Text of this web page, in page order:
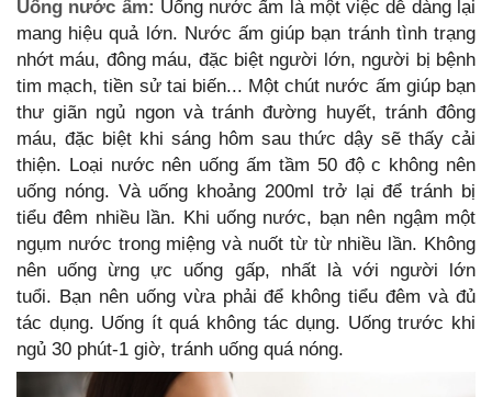
Uống nước ấm: Uống nước ấm là một việc dễ dàng lại
mang hiệu quả lớn. Nước ấm giúp bạn tránh tình trạng
nhớt máu, đông máu, đặc biệt người lớn, người bị bệnh
tim mạch, tiền sử tai biến... Một chút nước ấm giúp bạn
thư giãn ngủ ngon và tránh đường huyết, tránh đông
máu, đặc biệt khi sáng hôm sau thức dậy sẽ thấy cải
thiện. Loại nước nên uống ấm tầm 50 độ c không nên
uống nóng. Và uống khoảng 200ml trở lại để tránh bị
tiểu đêm nhiều lần. Khi uống nước, bạn nên ngậm một
ngụm nước trong miệng và nuốt từ từ nhiều lần. Không
nên uống ừng ực uống gấp, nhất là với người lớn
tuổi. Bạn nên uống vừa phải để không tiểu đêm và đủ
tác dụng. Uống ít quá không tác dụng. Uống trước khi
ngủ 30 phút-1 giờ, tránh uống quá nóng.